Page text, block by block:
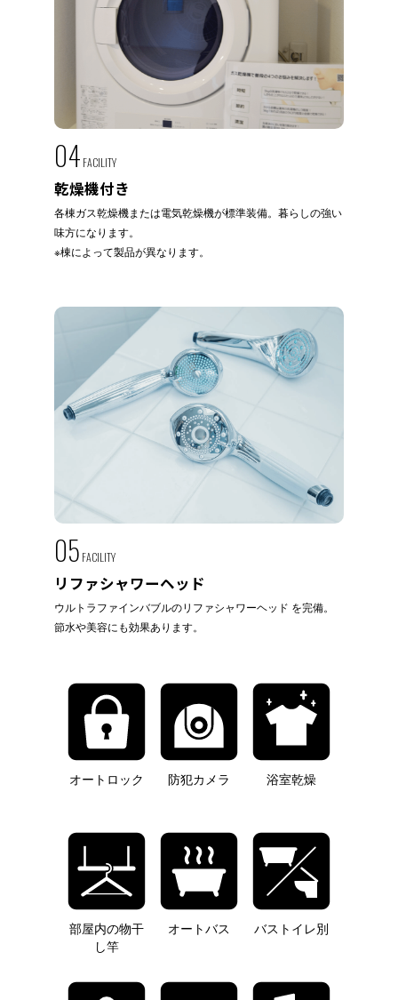
04 FACILITY
乾燥機付き
各棟ガス乾燥機または電気乾燥機が標準装備。暮らしの強い
味方になります。
※棟によって製品が異なります。
05 FACILITY
リファシャワーヘッド
ウルトラファインバブルのリファシャワーヘッド を完備。
節水や美容にも効果あります。
オートロック 防犯カメラ 浴室乾燥
部屋内の物干
し竿
オートバス バストイレ別